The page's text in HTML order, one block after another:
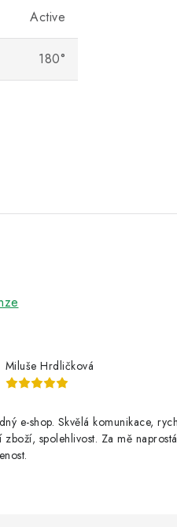
Active
180°
Miluše Hrdličková
e-shop. Skvělá komunikace,
zboží, spolehlivost. Za mě naprostá